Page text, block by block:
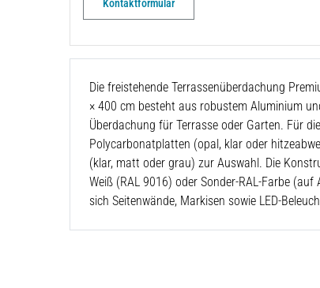
Die freistehende Terrassenüberdachung
× 400 cm besteht aus robustem Aluminium
Überdachung für Terrasse oder Garten. Für
Polycarbonatplatten (opal, klar oder
(klar, matt oder grau) zur Auswahl. Die
Weiß (RAL 9016) oder Sonder-RAL-Farbe
sich Seitenwände, Markisen sowie LED-
Kontaktformular